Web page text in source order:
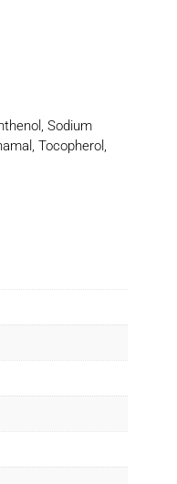
Sodium
Tocopherol,